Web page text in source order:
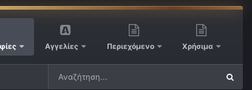
Αγγελίες Περιεχόμενο Χρήσιμα